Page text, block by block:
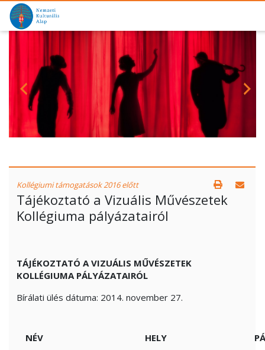
Kollégiumi támogatások 2016 előtt
Tájékoztató a Vizuális Művészetek
Kollégiuma pályázatairól
TÁJÉKOZTATÓ A VIZUÁLIS MŰVÉSZETEK
KOLLÉGIUMA PÁLYÁZATAIRÓL
Bírálati ülés dátuma: 2014. november 27.
NÉV HELY